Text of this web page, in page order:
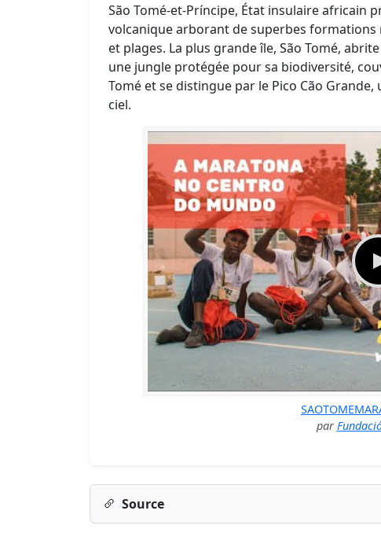
São Tomé-et-Príncipe, État insulaire africain
volcanique arborant de superbes
et plages. La plus grande île, São Tomé,
une jungle protégée pour sa biodiversité,
Tomé et se distingue par le Pico Cão
ciel.
par
Source